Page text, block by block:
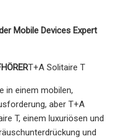
Mobile Devices Expert
T+A Solitaire T
in einem mobilen,
aber T+A
T, einem luxuriösen und
und